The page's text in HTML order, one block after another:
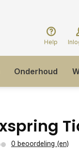
Help
Onderhoud
0 beoordeling (en)